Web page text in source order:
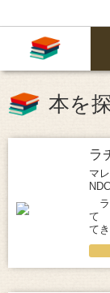
本を
ラ
マ
ラ
て
て